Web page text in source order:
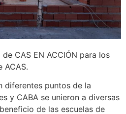
CAS EN ACCIÓN para los
ACAS.
diferentes puntos de la
y CABA se unieron a diversas
de las escuelas de